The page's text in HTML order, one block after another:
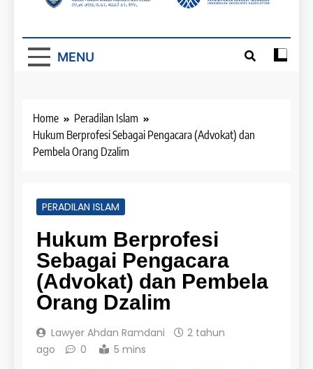
MENU
Home
Peradilan Islam
Hukum Berprofesi Sebagai Pengacara (Advokat) dan
Pembela Orang Dzalim
PERADILAN ISLAM
Hukum Berprofesi
Sebagai Pengacara
(Advokat) dan Pembela
Orang Dzalim
Lawyer Ahdan Ramdani
2 tahun
ago
0 5 mins